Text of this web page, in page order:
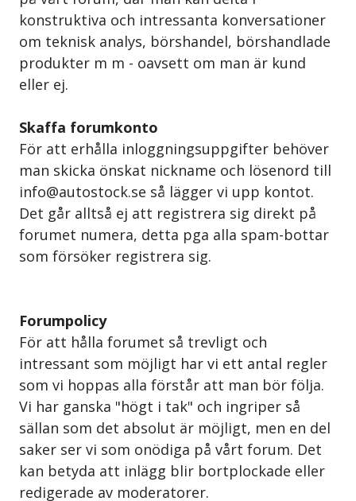
konstruktiva och intressanta konversationer
om teknisk analys, börshandel, börshandlade
produkter m m - oavsett om man är kund
eller ej.
Skaffa forumkonto
För att erhålla inloggningsuppgifter behöver
man skicka önskat nickname och lösenord till
info@autostock.se så lägger vi upp kontot.
Det går alltså ej att registrera sig direkt på
forumet numera, detta pga alla spam-bottar
som försöker registrera sig.
Forumpolicy
För att hålla forumet så trevligt och
intressant som möjligt har vi ett antal regler
som vi hoppas alla förstår att man bör följa.
Vi har ganska "högt i tak" och ingriper så
sällan som det absolut är möjligt, men en del
saker ser vi som onödiga på vårt forum. Det
kan betyda att inlägg blir bortplockade eller
redigerade av moderatorer.